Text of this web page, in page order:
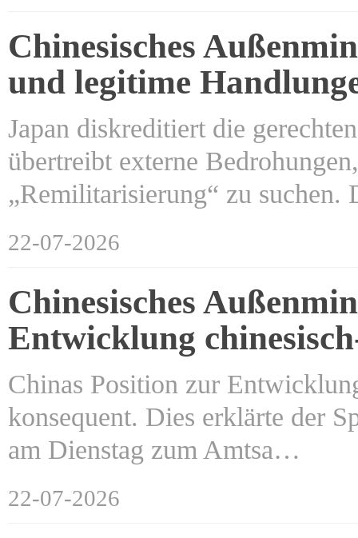
Chinesisches
und legitime
Japan diskreditiert die
übertreibt externe
„Remilitarisierung“ zu
22-07-2026
Chinesisches
Entwicklung
Chinas Position zur
konsequent. Dies erklärte der
am Dienstag zum Amtsa…
22-07-2026